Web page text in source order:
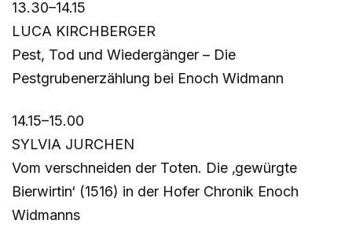
13.30–14.15
LUCA KIRCHBERGER
Pest, Tod und Wiedergänger – Die
Pestgrubenerzählung bei Enoch Widmann
14.15–15.00
SYLVIA JURCHEN
Vom verschneiden der Toten. Die ‚gewürgte
Bierwirtin‘ (1516) in der Hofer Chronik Enoch
Widmanns